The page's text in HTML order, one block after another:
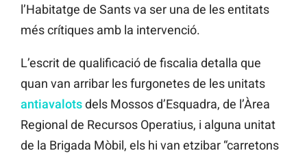
l’Habitatge de Sants va ser una de les entitats
més crítiques amb la intervenció.
L’escrit de qualificació de fiscalia detalla que
quan van arribar les furgonetes de les unitats
antiavalotsdels Mossos d’Esquadra, de l’Àrea
Regional de Recursos Operatius, i alguna unitat
de la Brigada Mòbil, els hi van etzibar “carretons